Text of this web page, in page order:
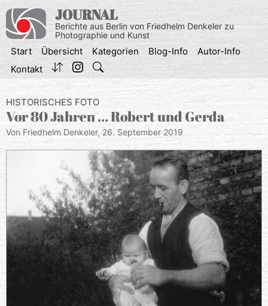
Inhalt
springen
JOURNAL
Berichte aus Berlin von Friedhelm Denkeler zu
Photographie und Kunst
Start Übersicht Kategorien Blog-Info
Autor-Info
Kontakt
HISTORISCHES FOTO
Vor 80 Jahren … Robert und Gerda
Von Friedhelm Denkeler, 26. September 2019